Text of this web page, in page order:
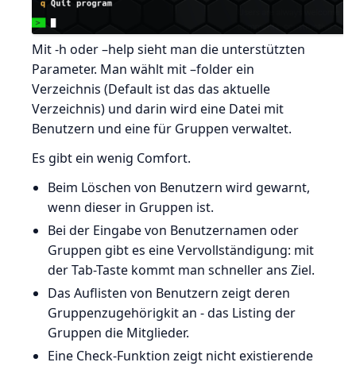
Mit -h oder –help sieht man die unterstützten
Parameter. Man wählt mit –folder ein
Verzeichnis (Default ist das das aktuelle
Verzeichnis) und darin wird eine Datei mit
Benutzern und eine für Gruppen verwaltet.
Es gibt ein wenig Comfort.
Beim Löschen von Benutzern wird gewarnt,
wenn dieser in Gruppen ist.
Bei der Eingabe von Benutzernamen oder
Gruppen gibt es eine Vervollständigung: mit
der Tab-Taste kommt man schneller ans Ziel.
Das Auflisten von Benutzern zeigt deren
Gruppenzugehörigkit an - das Listing der
Gruppen die Mitglieder.
Eine Check-Funktion zeigt nicht existierende